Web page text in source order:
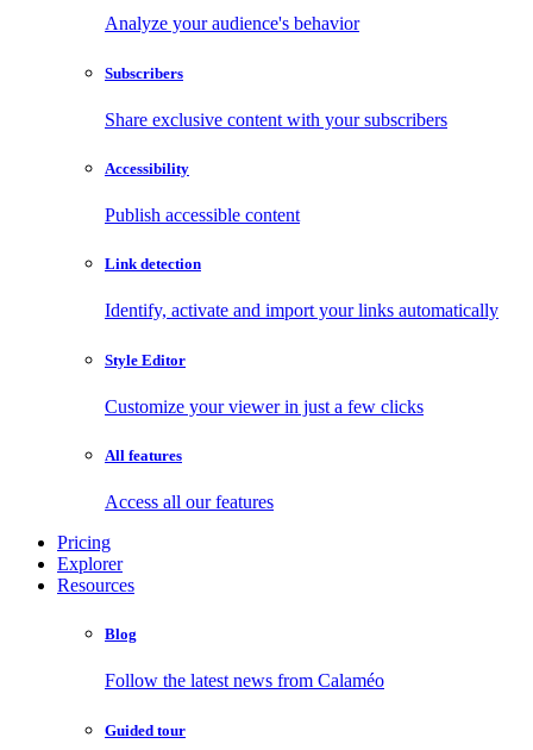
Analyze your audience's behavior
Subscribers
Share exclusive content with your subscribers
Accessibility
Publish accessible content
Link detection
Identify, activate and import your links automatically
Style Editor
Customize your viewer in just a few clicks
All features
Access all our features
Pricing
Explorer
Resources
Blog
Follow the latest news from Calaméo
Guided tour